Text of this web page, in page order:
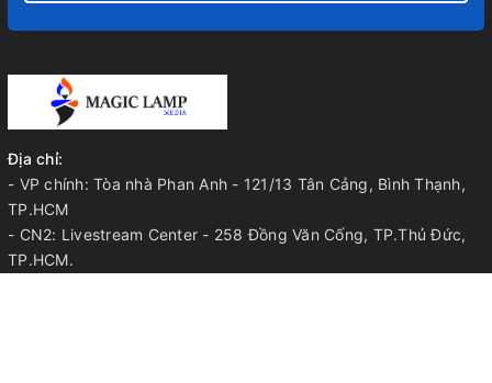
Địa chỉ:
- VP chính: Tòa nhà Phan Anh - 121/13 Tân Cảng, Bình Thạnh,
TP.HCM
- CN2: Livestream Center - 258 Đồng Văn Cống, TP.Thủ Đức,
TP.HCM.